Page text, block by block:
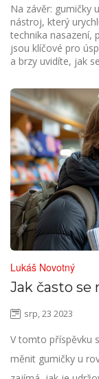
Na závěr: gumičky
nástroj, který
technika nasazení,
jsou klíčové pro
a brzy uvidíte, jak
Lukáš Novotný
Jak často
srp, 23 2023
V tomto příspěvku
měnit gumičky u